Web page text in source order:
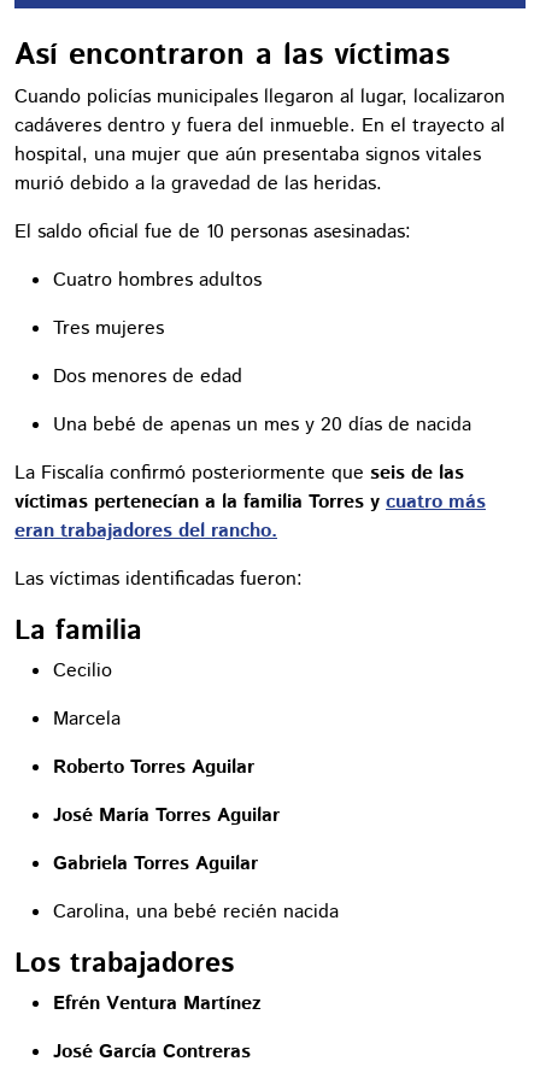
Así encontraron a las víctimas
Cuando policías municipales llegaron al lugar, localizaron
cadáveres dentro y fuera del inmueble. En el trayecto al
hospital, una mujer que aún presentaba signos vitales
murió debido a la gravedad de las heridas.
El saldo oficial fue de 10 personas asesinadas:
Cuatro hombres adultos
Tres mujeres
Dos menores de edad
Una bebé de apenas un mes y 20 días de nacida
La Fiscalía confirmó posteriormente que seis de las
víctimas pertenecían a la familia Torres y cuatro más
eran trabajadores del rancho.
Las víctimas identificadas fueron:
La familia
Cecilio
Marcela
Roberto Torres Aguilar
José María Torres Aguilar
Gabriela Torres Aguilar
Carolina, una bebé recién nacida
Los trabajadores
Efrén Ventura Martínez
José García Contreras